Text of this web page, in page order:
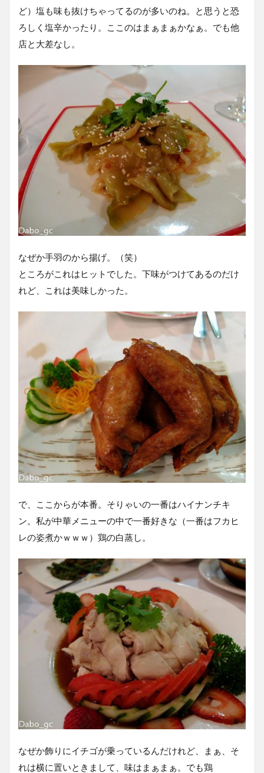
ど）塩も味も抜けちゃってるのが多いのね。と思うと恐
ろしく塩辛かったり。ここのはまぁまぁかなぁ。でも他
店と大差なし。
なぜか手羽のから揚げ。（笑）
ところがこれはヒットでした。下味がつけてあるのだけ
れど、これは美味しかった。
で、ここからが本番。そりゃいの一番はハイナンチキ
ン。私が中華メニューの中で一番好きな（一番はフカヒ
レの姿煮かｗｗｗ）鶏の白蒸し。
なぜか飾りにイチゴが乗っているんだけれど、まぁ、そ
れは横に置いときまして、味はまぁまぁ。でも鶏